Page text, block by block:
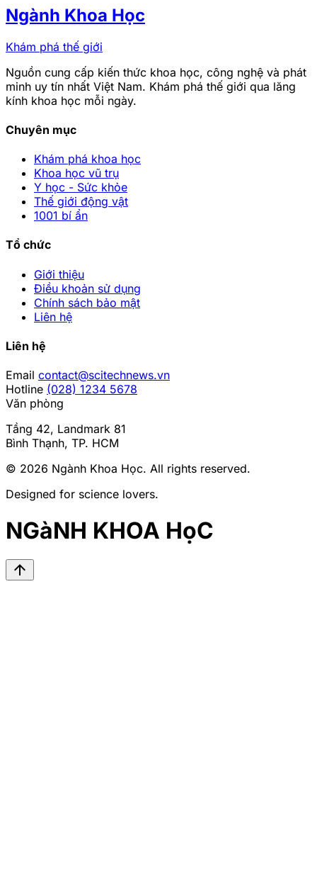
Ngành Khoa Học
Khám phá thế giới
Nguồn cung cấp kiến thức khoa học, công nghệ và phát
minh uy tín nhất Việt Nam. Khám phá thế giới qua lăng
kính khoa học mỗi ngày.
Chuyên mục
Khám phá khoa học
Khoa học vũ trụ
Y học - Sức khỏe
Thế giới động vật
1001 bí ẩn
Tổ chức
Giới thiệu
Điều khoản sử dụng
Chính sách bảo mật
Liên hệ
Liên hệ
Email contact@scitechnews.vn
Hotline (028) 1234 5678
Văn phòng
Tầng 42, Landmark 81
Bình Thạnh, TP. HCM
© 2026 Ngành Khoa Học. All rights reserved.
Designed for science lovers.
NGàNH KHOA HọC
arrow_upward